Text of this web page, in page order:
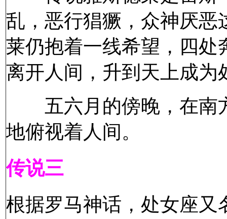
乱，恶行猖獗，众神厌恶
莱仍抱着一线希望，四处
离开人间，升到天上成为
五六月的傍晚，在南
地俯视着人间。
传说三
根据罗马神话，处女座又